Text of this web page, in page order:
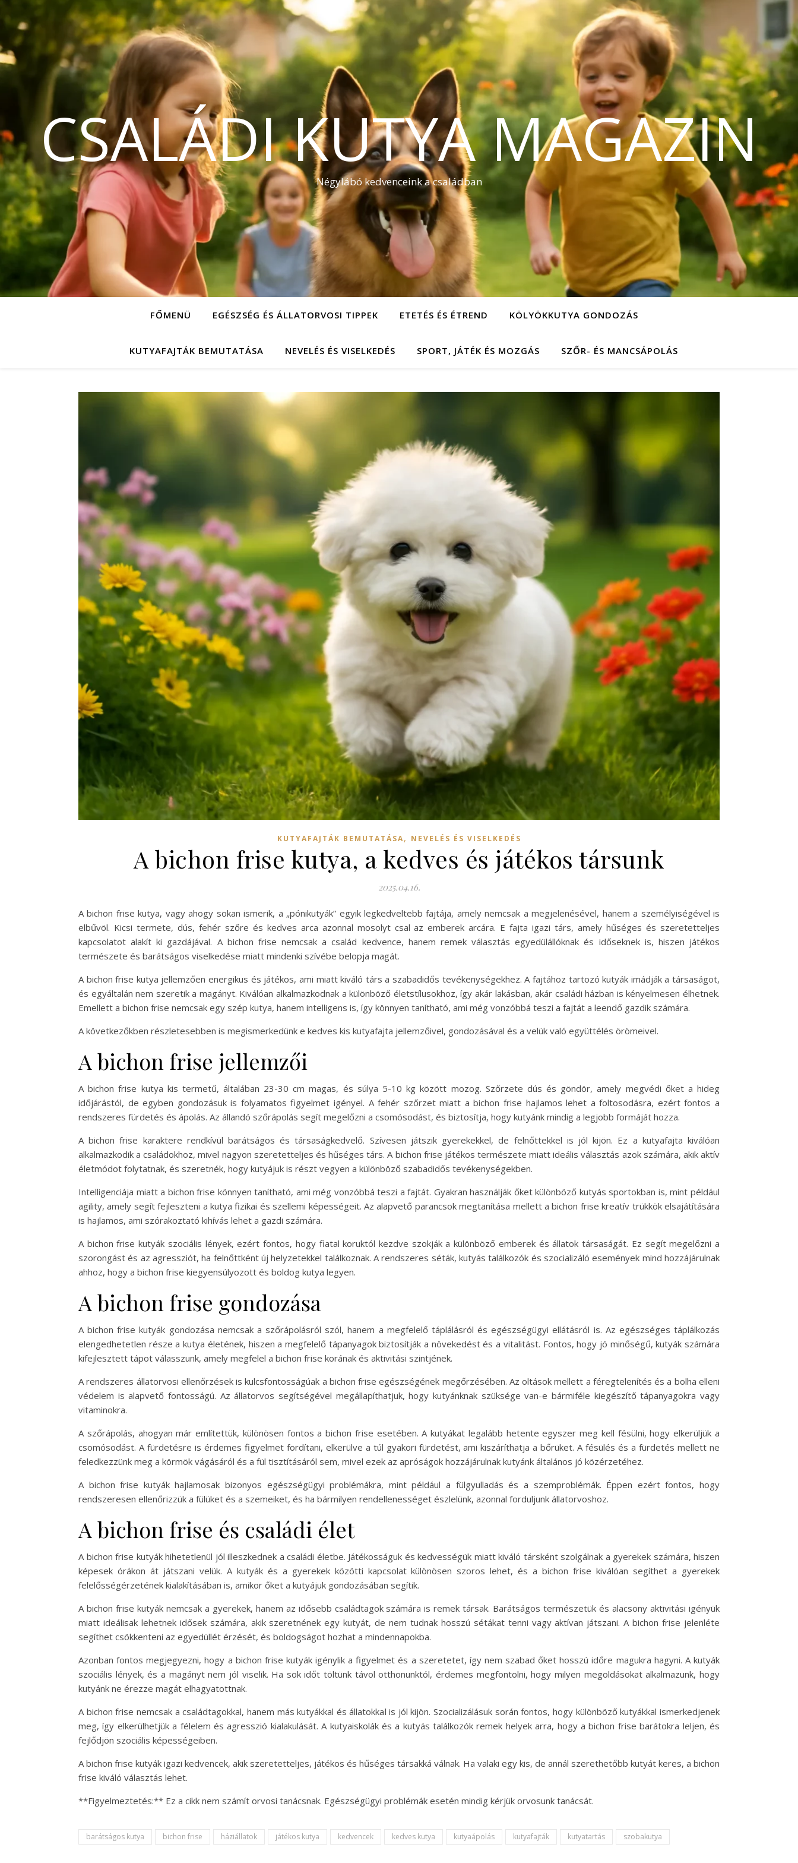
CSALÁDI KUTYA MAGAZIN
Négylábó kedvenceink a családban
FŐMENÜ EGÉSZSÉG ÉS ÁLLATORVOSI TIPPEK ETETÉS ÉS ÉTREND KÖLYÖKKUTYA GONDOZÁS
KUTYAFAJTÁK BEMUTATÁSA NEVELÉS ÉS VISELKEDÉS SPORT, JÁTÉK ÉS MOZGÁS SZŐR- ÉS MANCSÁPOLÁS
KUTYAFAJTÁK BEMUTATÁSA, NEVELÉS ÉS VISELKEDÉS
A bichon frise kutya, a kedves és játékos társunk
2025.04.16.
A bichon frise kutya, vagy ahogy sokan ismerik, a „pónikutyák” egyik legkedveltebb fajtája, amely nemcsak a megjelenésével, hanem a személyiségével is
elbűvöl. Kicsi termete, dús, fehér szőre és kedves arca azonnal mosolyt csal az emberek arcára. E fajta igazi társ, amely hűséges és szeretetteljes
kapcsolatot alakít ki gazdájával. A bichon frise nemcsak a család kedvence, hanem remek választás egyedülállóknak és időseknek is, hiszen játékos
természete és barátságos viselkedése miatt mindenki szívébe belopja magát.
A bichon frise kutya jellemzően energikus és játékos, ami miatt kiváló társ a szabadidős tevékenységekhez. A fajtához tartozó kutyák imádják a társaságot,
és egyáltalán nem szeretik a magányt. Kiválóan alkalmazkodnak a különböző életstílusokhoz, így akár lakásban, akár családi házban is kényelmesen élhetnek.
Emellett a bichon frise nemcsak egy szép kutya, hanem intelligens is, így könnyen tanítható, ami még vonzóbbá teszi a fajtát a leendő gazdik számára.
A következőkben részletesebben is megismerkedünk e kedves kis kutyafajta jellemzőivel, gondozásával és a velük való együttélés örömeivel.
A bichon frise jellemzői
A bichon frise kutya kis termetű, általában 23-30 cm magas, és súlya 5-10 kg között mozog. Szőrzete dús és göndör, amely megvédi őket a hideg
időjárástól, de egyben gondozásuk is folyamatos figyelmet igényel. A fehér szőrzet miatt a bichon frise hajlamos lehet a foltosodásra, ezért fontos a
rendszeres fürdetés és ápolás. Az állandó szőrápolás segít megelőzni a csomósodást, és biztosítja, hogy kutyánk mindig a legjobb formáját hozza.
A bichon frise karaktere rendkívül barátságos és társaságkedvelő. Szívesen játszik gyerekekkel, de felnőttekkel is jól kijön. Ez a kutyafajta kiválóan
alkalmazkodik a családokhoz, mivel nagyon szeretetteljes és hűséges társ. A bichon frise játékos természete miatt ideális választás azok számára, akik aktív
életmódot folytatnak, és szeretnék, hogy kutyájuk is részt vegyen a különböző szabadidős tevékenységekben.
Intelligenciája miatt a bichon frise könnyen tanítható, ami még vonzóbbá teszi a fajtát. Gyakran használják őket különböző kutyás sportokban is, mint például
agility, amely segít fejleszteni a kutya fizikai és szellemi képességeit. Az alapvető parancsok megtanítása mellett a bichon frise kreatív trükkök elsajátítására
is hajlamos, ami szórakoztató kihívás lehet a gazdi számára.
A bichon frise kutyák szociális lények, ezért fontos, hogy fiatal koruktól kezdve szokják a különböző emberek és állatok társaságát. Ez segít megelőzni a
szorongást és az agressziót, ha felnőttként új helyzetekkel találkoznak. A rendszeres séták, kutyás találkozók és szocializáló események mind hozzájárulnak
ahhoz, hogy a bichon frise kiegyensúlyozott és boldog kutya legyen.
A bichon frise gondozása
A bichon frise kutyák gondozása nemcsak a szőrápolásról szól, hanem a megfelelő táplálásról és egészségügyi ellátásról is. Az egészséges táplálkozás
elengedhetetlen része a kutya életének, hiszen a megfelelő tápanyagok biztosítják a növekedést és a vitalitást. Fontos, hogy jó minőségű, kutyák számára
kifejlesztett tápot válasszunk, amely megfelel a bichon frise korának és aktivitási szintjének.
A rendszeres állatorvosi ellenőrzések is kulcsfontosságúak a bichon frise egészségének megőrzésében. Az oltások mellett a féregtelenítés és a bolha elleni
védelem is alapvető fontosságú. Az állatorvos segítségével megállapíthatjuk, hogy kutyánknak szüksége van-e bármiféle kiegészítő tápanyagokra vagy
vitaminokra.
A szőrápolás, ahogyan már említettük, különösen fontos a bichon frise esetében. A kutyákat legalább hetente egyszer meg kell fésülni, hogy elkerüljük a
csomósodást. A fürdetésre is érdemes figyelmet fordítani, elkerülve a túl gyakori fürdetést, ami kiszáríthatja a bőrüket. A fésülés és a fürdetés mellett ne
feledkezzünk meg a körmök vágásáról és a fül tisztításáról sem, mivel ezek az apróságok hozzájárulnak kutyánk általános jó közérzetéhez.
A bichon frise kutyák hajlamosak bizonyos egészségügyi problémákra, mint például a fülgyulladás és a szemproblémák. Éppen ezért fontos, hogy
rendszeresen ellenőrizzük a fülüket és a szemeiket, és ha bármilyen rendellenességet észlelünk, azonnal forduljunk állatorvoshoz.
A bichon frise és családi élet
A bichon frise kutyák hihetetlenül jól illeszkednek a családi életbe. Játékosságuk és kedvességük miatt kiváló társként szolgálnak a gyerekek számára, hiszen
képesek órákon át játszani velük. A kutyák és a gyerekek közötti kapcsolat különösen szoros lehet, és a bichon frise kiválóan segíthet a gyerekek
felelősségérzetének kialakításában is, amikor őket a kutyájuk gondozásában segítik.
A bichon frise kutyák nemcsak a gyerekek, hanem az idősebb családtagok számára is remek társak. Barátságos természetük és alacsony aktivitási igényük
miatt ideálisak lehetnek idősek számára, akik szeretnének egy kutyát, de nem tudnak hosszú sétákat tenni vagy aktívan játszani. A bichon frise jelenléte
segíthet csökkenteni az egyedüllét érzését, és boldogságot hozhat a mindennapokba.
Azonban fontos megjegyezni, hogy a bichon frise kutyák igénylik a figyelmet és a szeretetet, így nem szabad őket hosszú időre magukra hagyni. A kutyák
szociális lények, és a magányt nem jól viselik. Ha sok időt töltünk távol otthonunktól, érdemes megfontolni, hogy milyen megoldásokat alkalmazunk, hogy
kutyánk ne érezze magát elhagyatottnak.
A bichon frise nemcsak a családtagokkal, hanem más kutyákkal és állatokkal is jól kijön. Szocializálásuk során fontos, hogy különböző kutyákkal ismerkedjenek
meg, így elkerülhetjük a félelem és agresszió kialakulását. A kutyaiskolák és a kutyás találkozók remek helyek arra, hogy a bichon frise barátokra leljen, és
fejlődjön szociális képességeiben.
A bichon frise kutyák igazi kedvencek, akik szeretetteljes, játékos és hűséges társakká válnak. Ha valaki egy kis, de annál szerethetőbb kutyát keres, a bichon
frise kiváló választás lehet.
**Figyelmeztetés:** Ez a cikk nem számít orvosi tanácsnak. Egészségügyi problémák esetén mindig kérjük orvosunk tanácsát.
barátságos kutya bichon frise háziállatok játékos kutya kedvencek kedves kutya kutyaápolás kutyafajták kutyatartás szobakutya